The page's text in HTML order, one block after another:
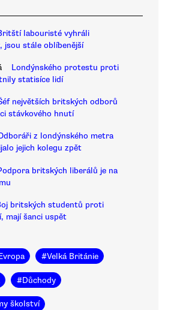
labouristé vyhráli
jsou stále oblíbenější
Londýnského protestu proti
statisíce lidí
největších britských odborů
stávkového hnutí
z londýnského metra
jejich kolegu zpět
britských liberálů je na
britských studentů proti
mají šanci uspět
#Velká Británie
#Důchody
školství